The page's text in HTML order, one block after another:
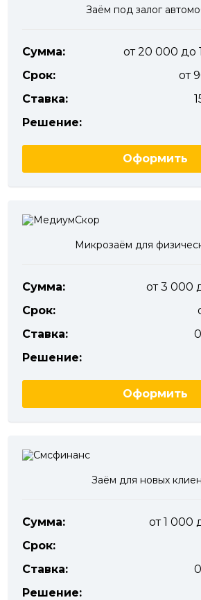
Заём под залог
Сумма:
от 20 000 до
Срок:
от
Ставка:
Решение:
Оформить
Микрозаём для
Сумма:
от 3 000
Срок:
Ставка:
Решение:
Оформить
Заём для новых
Сумма:
от 1 000
Срок:
Ставка:
Решение: